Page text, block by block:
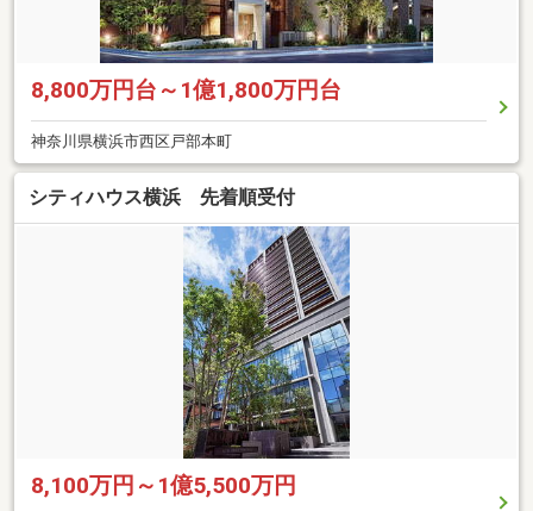
8,800万円台～1億1,800万円台
神奈川県横浜市西区戸部本町
シティハウス横浜 先着順受付
8,100万円～1億5,500万円